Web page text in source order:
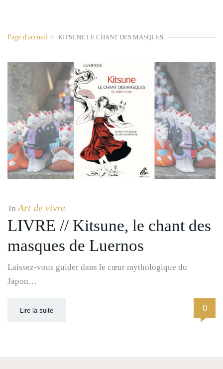
Page d'accueil > KITSUNE LE CHANT DES MASQUES
InArt de vivre
LIVRE // Kitsune, le chant des
masques de Luernos
Laissez-vous guider dans le cœur mythologique du
Japon…
Lire la suite 0